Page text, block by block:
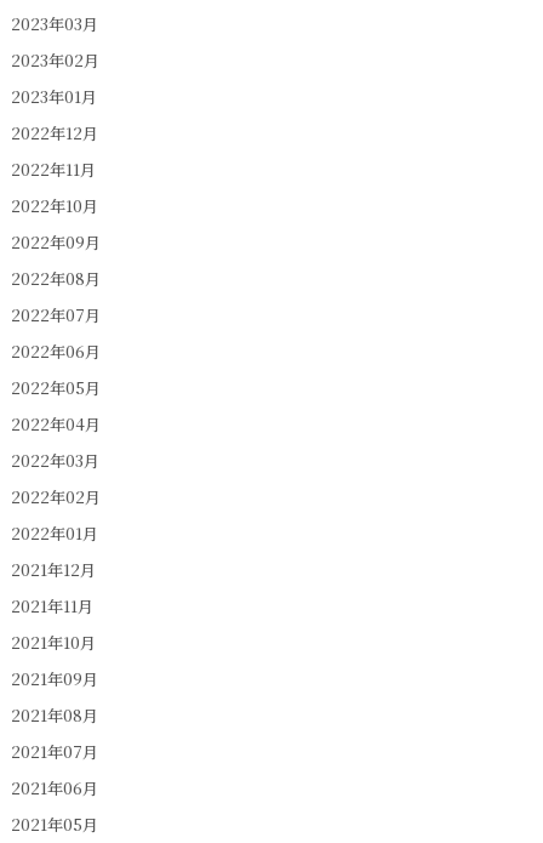
2023年03月
2023年02月
2023年01月
2022年12月
2022年11月
2022年10月
2022年09月
2022年08月
2022年07月
2022年06月
2022年05月
2022年04月
2022年03月
2022年02月
2022年01月
2021年12月
2021年11月
2021年10月
2021年09月
2021年08月
2021年07月
2021年06月
2021年05月